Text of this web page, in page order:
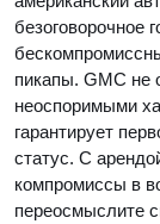
безоговорочное
пикапы. GMC не
неоспоримыми
гарантирует
статус. С
компромиссы в
переосмыслите